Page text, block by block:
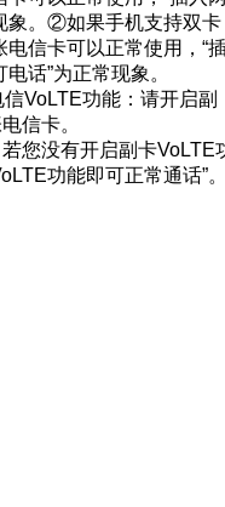
象。②如果手机支持双卡
信卡可以正常使用，“
话”为正常现象。
VoLTE功能：请开启副
信卡。
您没有开启副卡VoLTE
功能即可正常通话”